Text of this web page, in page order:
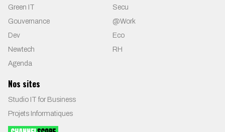
Green IT
Secu
Gouvernance
@Work
Dev
Eco
Newtech
RH
Agenda
Nos sites
Studio IT for Business
Projets Informatiques